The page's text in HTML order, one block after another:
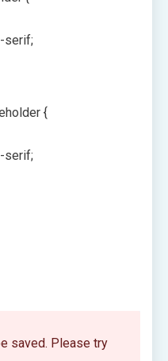
serif;
{
serif;
saved. Please try